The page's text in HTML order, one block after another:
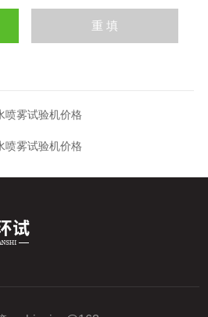
喷雾试验机价格
喷雾试验机价格